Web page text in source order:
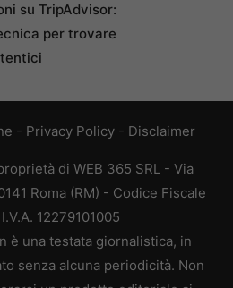
su TripAdvisor:
per trovare
- Privacy Policy - Disclaimer
di WEB 365 SRL - Via
Roma (RM) - Codice Fiscale
12279101005
è una testata giornalistica, in
senza alcuna periodicità. Non